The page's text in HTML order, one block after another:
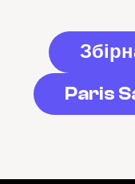
Paris